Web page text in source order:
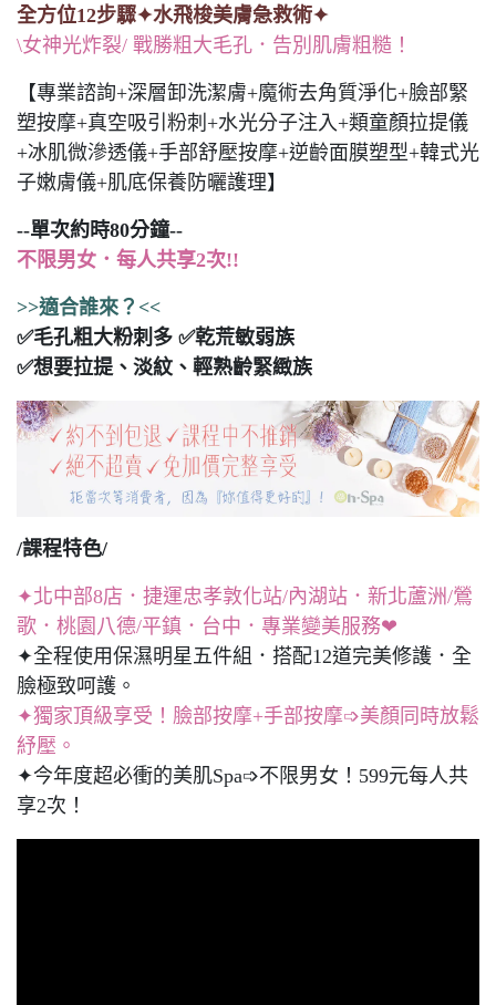
全方位12步驟✦水飛梭美膚急救術✦
\女神光炸裂/ 戰勝粗大毛孔．告別肌膚粗糙！
【專業諮詢+深層卸洗潔膚+魔術去角質淨化+臉部緊
塑按摩+真空吸引粉刺+水光分子注入+類童顏拉提儀
+冰肌微滲透儀+手部舒壓按摩+逆齡面膜塑型+韓式光
子嫩膚儀+肌底保養防曬護理】
--單次約時80分鐘--
不限男女．每人共享2次!!
>>適合誰來？<<
✅毛孔粗大粉刺多 ✅乾荒敏弱族
✅想要拉提、淡紋、輕熟齡緊緻族
/課程特色/
✦北中部8店．捷運忠孝敦化站/內湖站．新北蘆洲/鶯
歌．桃園八德/平鎮．台中．專業變美服務❤
✦全程使用保濕明星五件組．搭配12道完美修護．全
臉極致呵護。
✦獨家頂級享受！臉部按摩+手部按摩➩美顏同時放鬆
紓壓。
✦今年度超必衝的美肌Spa➩不限男女！599元每人共
享2次！